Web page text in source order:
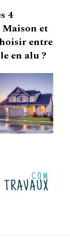
4
Maison et
entre
en alu ?